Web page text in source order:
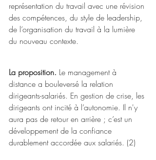
représentation du travail avec une révision
des compétences, du style de leadership,
de l’organisation du travail à la lumière
du nouveau contexte.
La proposition. Le management à
distance a bouleversé la relation
dirigeants-salariés. En gestion de crise, les
dirigeants ont incité à l’autonomie. Il n'y
aura pas de retour en arrière ; c’est un
développement de la confiance
durablement accordée aux salariés. (2)